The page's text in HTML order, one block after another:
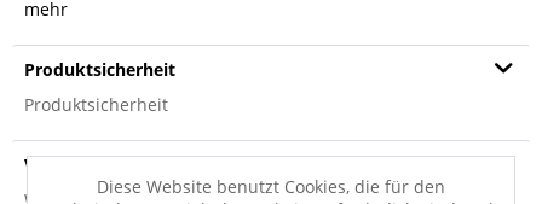
mehr
Produktsicherheit
Produktsicherheit
Versandinfo
Diese Website benutzt Cookies, die für den